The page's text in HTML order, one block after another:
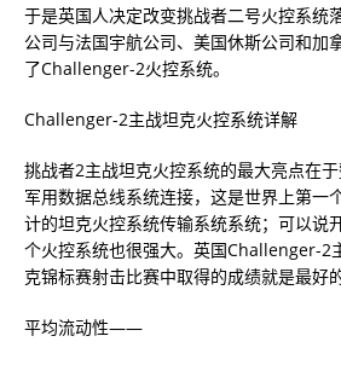
于是英国人决定改变挑战者二号火控系统
公司与法国宇航公司、美国休斯公司和加
了Challenger-2火控系统。
Challenger-2主战坦克火控系统详解
挑战者2主战坦克火控系统的最大亮点在
军用数据总线系统连接，这是世界上第一
计的坦克火控系统传输系统系统；可以说
个火控系统也很强大。英国Challenger-2
克锦标赛射击比赛中取得的成绩就是最好
平均流动性——